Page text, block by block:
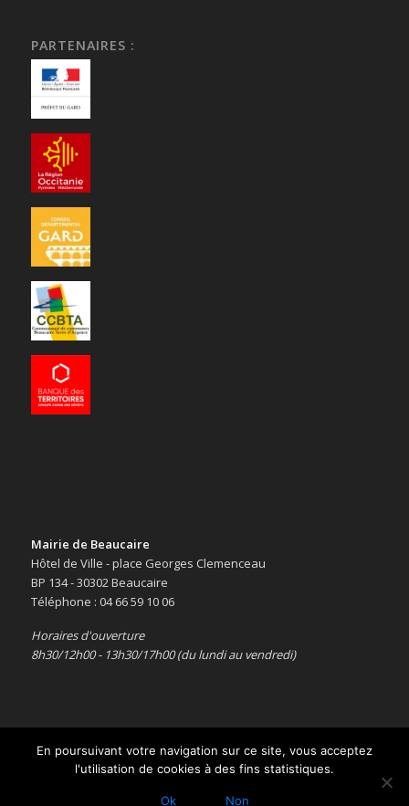
PARTENAIRES :
Mairie de Beaucaire
Hôtel de Ville - place Georges Clemenceau
BP 134 - 30302 Beaucaire
Téléphone : 04 66 59 10 06
Horaires d'ouverture
8h30/12h00 - 13h30/17h00 (du lundi au vendredi)
Copyright © 2016 -Le site officiel de la ville de Beaucaire-Mentions
En poursuivant votre navigation sur ce site, vous acceptez
l'utilisation de cookies à des fins statistiques.
Ok Non